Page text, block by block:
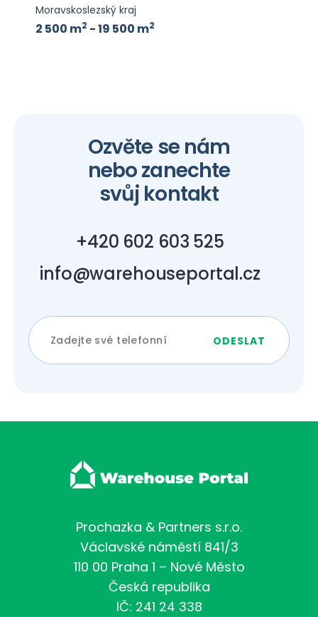
Moravskoslezský kraj
2 500 m2 - 19 500 m2
Ozvěte se nám
nebo zanechte
svůj kontakt
+420 602 603 525
info@warehouseportal.cz
Prochazka & Partners s.r.o.
Václavské náměstí 841/3
110 00 Praha 1 – Nové Město
Česká republika
IČ: 241 24 338